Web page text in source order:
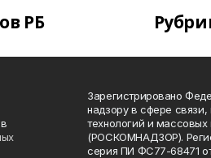
РБ
Зарегистрировано
надзору в сфере
технологий и
(РОСКОМНАДЗОР).
серия ПИ ФС77-68471